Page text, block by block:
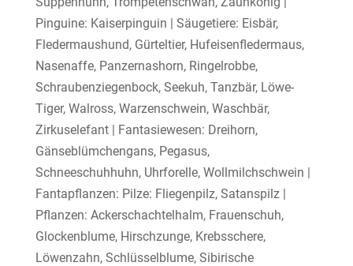
Pinguine: Kaiserpinguin | Säugetiere: Eisbär,
Fledermaushund, Gürteltier, Hufeisenfledermaus,
Nasenaffe, Panzernashorn, Ringelrobbe,
Schraubenziegenbock, Seekuh, Tanzbär, Löwe-
Tiger, Walross, Warzenschwein, Waschbär,
Zirkuselefant | Fantasiewesen: Dreihorn,
Gänseblümchengans, Pegasus,
Schneeschuhhuhn, Uhrforelle, Wollmilchschwein |
Fantapflanzen: Pilze: Fliegenpilz, Satanspilz |
Pflanzen: Ackerschachtelhalm, Frauenschuh,
Glockenblume, Hirschzunge, Krebsschere,
Löwenzahn, Schlüsselblume, Sibirische